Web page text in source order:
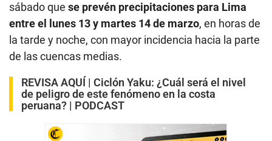
sábado que se prevén precipitaciones para Lima
entre el lunes 13 y martes 14 de marzo, en horas de
la tarde y noche, con mayor incidencia hacia la parte
de las cuencas medias.
REVISA AQUÍ | Ciclón Yaku: ¿Cuál será el nivel
de peligro de este fenómeno en la costa
peruana? | PODCAST